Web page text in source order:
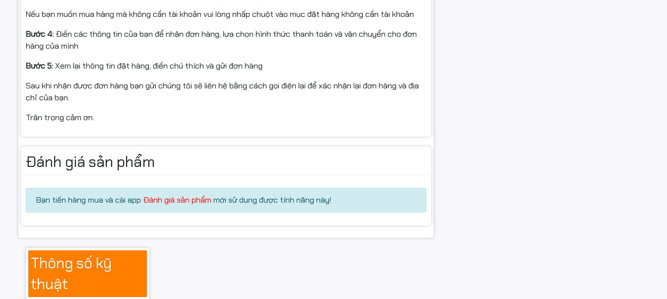
Ưu Điểm Nổi Bật Của Hộp Mực KomaxiHP 136AKhông
Chip
✔️ Chất lượng bản in sắc nét
Nếu bạn muốn mua hàng mà không cần tài khoản vui lòng nhấp chuột vào mục đặt hàng không cần tài khoản
Bước 4: Điền các thông tin của bạn để nhận đơn hàng, lựa chọn hình thức thanh toán và vận chuyển cho đơn
hàng của mình
Bước 5:Xem lại thông tin đặt hàng, điền chú thích và gửi đơn hàng
Sau khi nhận được đơn hàng bạn gửi chúng tôi sẽ liên hệ bằng cách gọi điện lại để xác nhận lại đơn hàng và địa
chỉ của bạn.
Trân trọng cảm ơn.
Đánh giá sản phẩm
Bạn tiến hàng mua và cài app Đánh giá sản phẩm mới sử dụng được tính năng này!
Thông số kỹ
thuật